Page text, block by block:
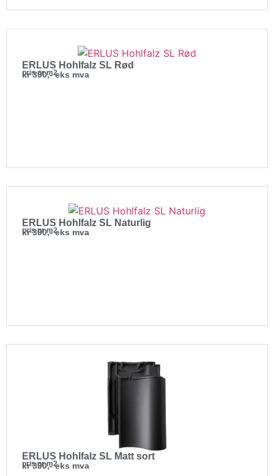
ERLUS Hohlfalz SL Rød
kr 390,- eks mva
pris pr m2
ERLUS Hohlfalz SL Naturlig
kr 390,- eks mva
pris pr m2
ERLUS Hohlfalz SL Matt sort
kr 390,- eks mva
pris pr m2